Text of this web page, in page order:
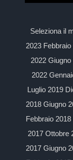
Seleziona il
2023
2022
2022
Luglio 2019
2018 Giugno
Febbraio
2017 Ottobre
2017 Giugno